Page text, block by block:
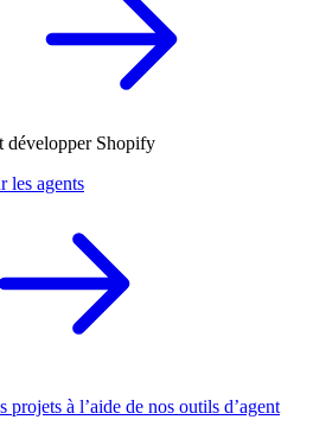
développer Shopify
les agents
projets à l’aide de nos outils d’agent